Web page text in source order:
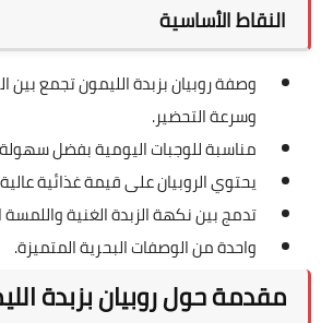
النقاط الأساسية
وصفة روبيان بزبدة الليمون تجمع بين
وسرعة التحضير.
مناسبة للوجبات اليومية بفضل سهولة
يحتوي الروبيان على قيمة غذائية
تدمج بين نكهة الزبدة الغنية
واحدة من الوصفات البحرية المتميزة.
مقدمة حول روبيان بزبدة